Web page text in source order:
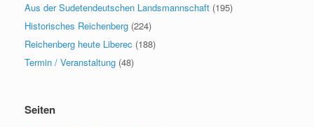
Aus der Sudetendeutschen Landsmannschaft (195)
Historisches Reichenberg (224)
Reichenberg heute Liberec (188)
Termin / Veranstaltung (48)
Seiten